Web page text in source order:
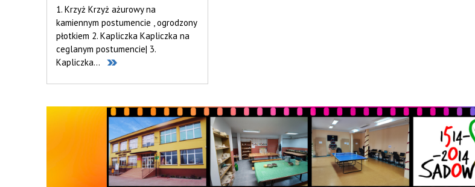
1. Krzyż Krzyż ażurowy na
kamiennym postumencie , ogrodzony
płotkiem 2. Kapliczka Kapliczka na
ceglanym postumencie| 3.
Kapliczka...